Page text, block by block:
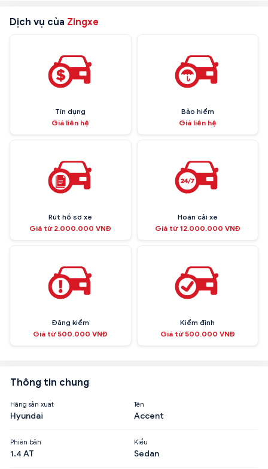
Dịch vụ của Zingxe
Tín dụng
Giá liên hệ
Bảo hiểm
Giá liên hệ
Rút hồ sơ xe
Giá từ 2.000.000 VNĐ
Hoán cải xe
Giá từ 12.000.000 VNĐ
Đăng kiểm
Giá từ 500.000 VNĐ
Kiểm định
Giá từ 500.000 VNĐ
Thông tin chung
Hãng sản xuất
Hyundai
Tên
Accent
Phiên bản
1.4 AT
Kiểu
Sedan